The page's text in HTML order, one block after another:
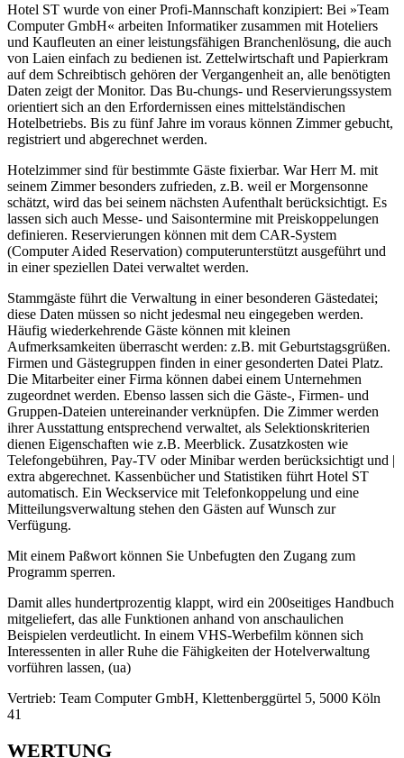
Hotel ST wurde von einer Profi-Mannschaft konzipiert: Bei »Team
Computer GmbH« arbeiten Informatiker zusammen mit Hoteliers
und Kaufleuten an einer leistungsfähigen Branchenlösung, die auch
von Laien einfach zu bedienen ist. Zettelwirtschaft und Papierkram
auf dem Schreibtisch gehören der Vergangenheit an, alle benötigten
Daten zeigt der Monitor. Das Bu-chungs- und Reservierungssystem
orientiert sich an den Erfordernissen eines mittelständischen
Hotelbetriebs. Bis zu fünf Jahre im voraus können Zimmer gebucht,
registriert und abgerechnet werden.
Hotelzimmer sind für bestimmte Gäste fixierbar. War Herr M. mit
seinem Zimmer besonders zufrieden, z.B. weil er Morgensonne
schätzt, wird das bei seinem nächsten Aufenthalt berücksichtigt. Es
lassen sich auch Messe- und Saisontermine mit Preiskoppelungen
definieren. Reservierungen können mit dem CAR-System
(Computer Aided Reservation) computerunterstützt ausgeführt und
in einer speziellen Datei verwaltet werden.
Stammgäste führt die Verwaltung in einer besonderen Gästedatei;
diese Daten müssen so nicht jedesmal neu eingegeben werden.
Häufig wiederkehrende Gäste können mit kleinen
Aufmerksamkeiten überrascht werden: z.B. mit Geburtstagsgrüßen.
Firmen und Gästegruppen finden in einer gesonderten Datei Platz.
Die Mitarbeiter einer Firma können dabei einem Unternehmen
zugeordnet werden. Ebenso lassen sich die Gäste-, Firmen- und
Gruppen-Dateien untereinander verknüpfen. Die Zimmer werden
ihrer Ausstattung entsprechend verwaltet, als Selektionskriterien
dienen Eigenschaften wie z.B. Meerblick. Zusatzkosten wie
Telefongebühren, Pay-TV oder Minibar werden berücksichtigt und |
extra abgerechnet. Kassenbücher und Statistiken führt Hotel ST
automatisch. Ein Weckservice mit Telefonkoppelung und eine
Mitteilungsverwaltung stehen den Gästen auf Wunsch zur
Verfügung.
Mit einem Paßwort können Sie Unbefugten den Zugang zum
Programm sperren.
Damit alles hundertprozentig klappt, wird ein 200seitiges Handbuch
mitgeliefert, das alle Funktionen anhand von anschaulichen
Beispielen verdeutlicht. In einem VHS-Werbefilm können sich
Interessenten in aller Ruhe die Fähigkeiten der Hotelverwaltung
vorführen lassen, (ua)
Vertrieb: Team Computer GmbH, Klettenberggürtel 5, 5000 Köln
41
WERTUNG